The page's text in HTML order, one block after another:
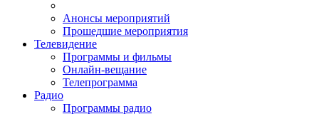
Анонсы мероприятий
Прошедшие мероприятия
Телевидение
Программы и фильмы
Онлайн-вещание
Телепрограмма
Радио
Программы радио